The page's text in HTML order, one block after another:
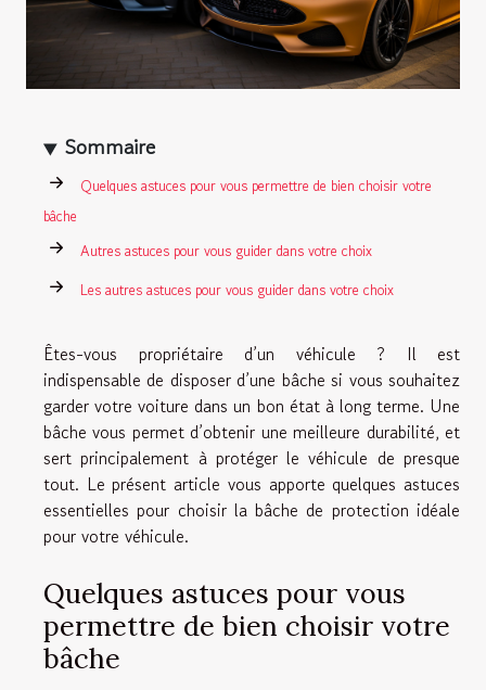
Sommaire
Quelques astuces pour vous permettre de bien choisir votre
bâche
Autres astuces pour vous guider dans votre choix
Les autres astuces pour vous guider dans votre choix
Êtes-vous propriétaire d’un véhicule ? Il est
indispensable de disposer d’une bâche si vous souhaitez
garder votre voiture dans un bon état à long terme. Une
bâche vous permet d’obtenir une meilleure durabilité, et
sert principalement à protéger le véhicule de presque
tout. Le présent article vous apporte quelques astuces
essentielles pour choisir la bâche de protection idéale
pour votre véhicule.
Quelques astuces pour vous
permettre de bien choisir votre
bâche